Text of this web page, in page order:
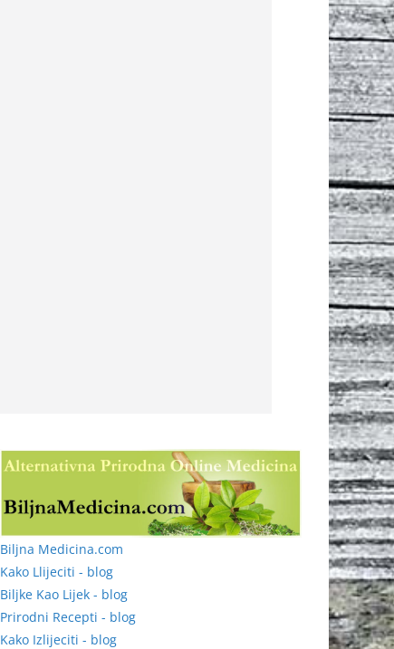
Biljna Medicina.com
Kako Llijeciti - blog
Biljke Kao Lijek - blog
Prirodni Recepti - blog
Kako Izlijeciti - blog